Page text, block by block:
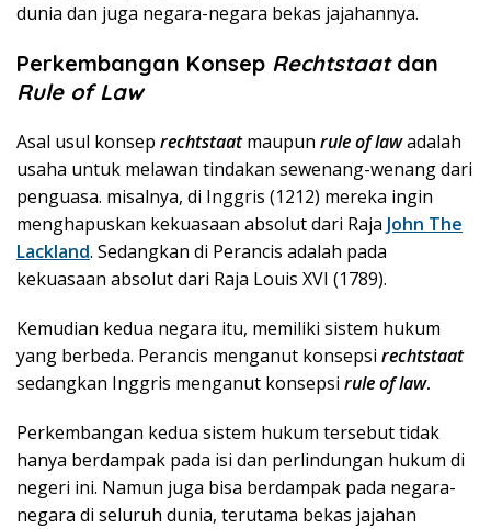
dunia dan juga negara-negara bekas jajahannya.
Perkembangan Konsep Rechtstaat dan
Rule of Law
Asal usul konsep rechtstaatmaupun rule of lawadalah
usaha untuk melawan tindakan sewenang-wenang dari
penguasa. misalnya, di Inggris (1212) mereka ingin
menghapuskan kekuasaan absolut dari Raja John The
Lackland. Sedangkan di Perancis adalah pada
kekuasaan absolut dari Raja Louis XVI (1789).
Kemudian kedua negara itu, memiliki sistem hukum
yang berbeda. Perancis menganut konsepsi rechtstaat
sedangkan Inggris menganut konsepsi rule of law.
Perkembangan kedua sistem hukum tersebut tidak
hanya berdampak pada isi dan perlindungan hukum di
negeri ini. Namun juga bisa berdampak pada negara-
negara di seluruh dunia, terutama bekas jajahan